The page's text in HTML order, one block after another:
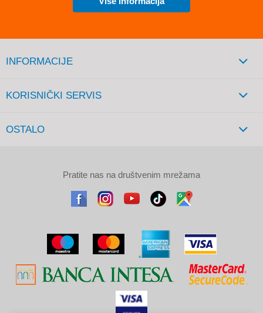
INFORMACIJE
KORISNIČKI SERVIS
OSTALO
Pratite nas na društvenim mrežama